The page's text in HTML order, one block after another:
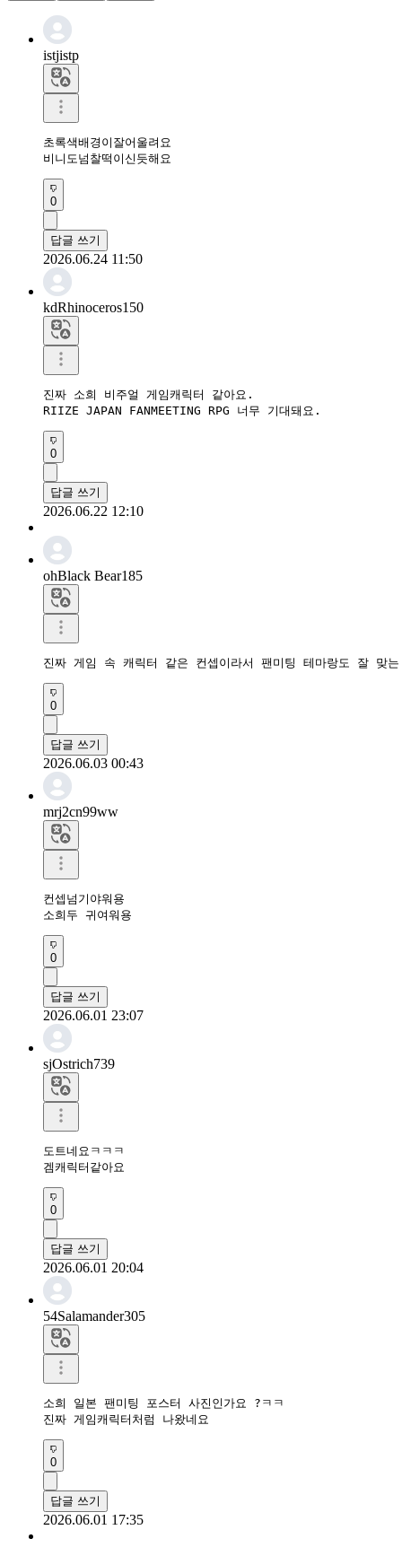
istjistp
초록색배경이잘어울려요
비니도넘찰떡이신듯해요
0
답글 쓰기
2026.06.24 11:50
kdRhinoceros150
진짜 소희 비주얼 게임캐릭터 같아요.
RIIZE JAPAN FANMEETING RPG 너무 기대돼요.
0
답글 쓰기
2026.06.22 12:10
ohBlack Bear185
0
답글 쓰기
2026.06.03 00:43
mrj2cn99ww
컨셉넘기야워용
소희두 귀여워용
0
답글 쓰기
2026.06.01 23:07
sjOstrich739
도트네요ㅋㅋㅋ
겜캐릭터같아요
0
답글 쓰기
2026.06.01 20:04
54Salamander305
소희 일본 팬미팅 포스터 사진인가요 ?ㅋㅋ
진짜 게임캐릭터처럼 나왔네요
0
답글 쓰기
2026.06.01 17:35